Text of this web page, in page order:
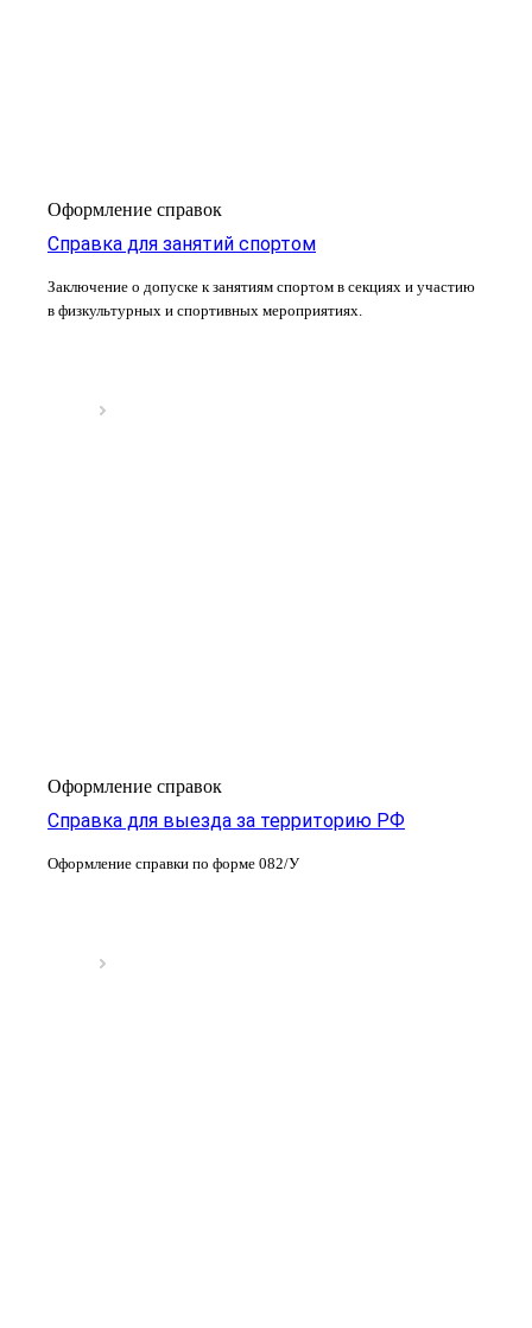
Оформление справок
Справка для занятий спортом
Заключение о допуске к занятиям спортом в секциях и участию
в физкультурных и спортивных мероприятиях.
Оформление справок
Справка для выезда за территорию РФ
Оформление справки по форме 082/У